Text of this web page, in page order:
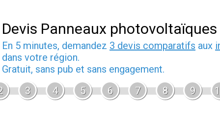
Devis Panneaux photovoltaïques
En 5 minutes, demandez 3 devis comparatifs aux
dans votre région.
Gratuit, sans pub et sans engagement.
3 4 5 6 7 8 9